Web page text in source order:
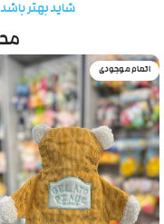
شاید بهتر باشد
اتمام موجودی